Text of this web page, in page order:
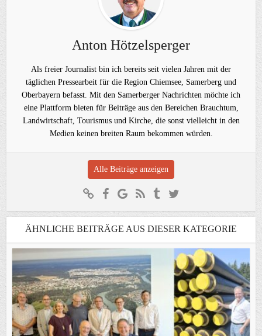
Anton Hötzelsperger
Als freier Journalist bin ich bereits seit vielen Jahren mit der
täglichen Pressearbeit für die Region Chiemsee, Samerberg und
Oberbayern befasst. Mit den Samerberger Nachrichten möchte ich
eine Plattform bieten für Beiträge aus den Bereichen Brauchtum,
Landwirtschaft, Tourismus und Kirche, die sonst vielleicht in den
Medien keinen breiten Raum bekommen würden.
Alle Beiträge anzeigen
ÄHNLICHE BEITRÄGE AUS DIESER KATEGORIE